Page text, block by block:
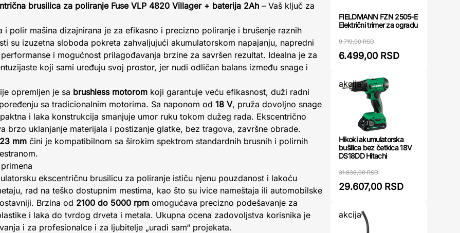
brusilica za poliranje Fuse VLP 4820 Villager + baterija 2Ah – Vaš ključ za
i polir mašina dizajnirana je za efikasno i precizno poliranje i brušenje raznih
su izuzetna sloboda pokreta zahvaljujući akumulatorskom napajanju, napredni
i mogućnost prilagođavanja brzine za savršen rezultat. Idealna je za
koji sami uređuju svoj prostor, jer nudi odličan balans između snage i
opremljen je sa brushless motorom koji garantuje veću efikasnost, duži radni
sa tradicionalnim motorima. Sa naponom od 18 V, pruža dovoljno snage
i laka konstrukcija smanjuje umor ruku tokom dužeg rada. Ekscentrično
brzo uklanjanje materijala i postizanje glatke, bez tragova, završne obrade.
mm čini je kompatibilnom sa širokim spektrom standardnih brusnih i polirnih
ekscentričnu brusilicu za poliranje ističu njenu pouzdanost i lakoću
rad na teško dostupnim mestima, kao što su ivice nameštaja ili automobilske
Brzina od 2100 do 5000 rpm omogućava precizno podešavanje za
i laka do tvrdog drveta i metala. Ukupna ocena zadovoljstva korisnika je
i za profesionalce i za ljubitelje „uradi sam“ projekata.
FIELDMANN FZN 2505-E
Električni trimer za ogradu
9.719,00 RSD
6.499,00 RSD
akcija
Hikoki akumulatorska
bušilica bez četkica 18V
DS18DD Hitachi
31.836,00 RSD
29.607,00 RSD
akcija